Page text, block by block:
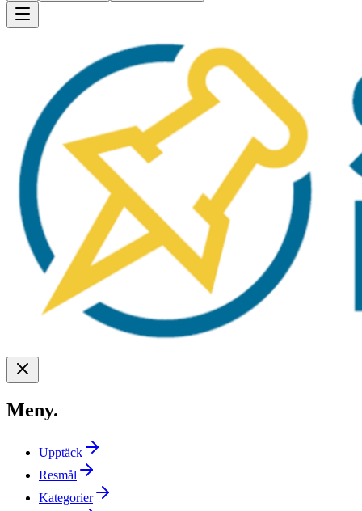
Meny.
Upptäck
Resmål
Kategorier